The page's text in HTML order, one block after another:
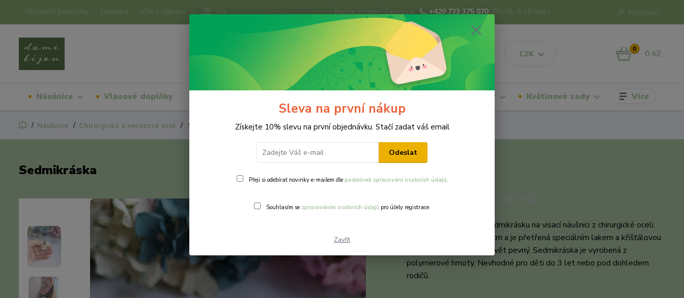
Obchodní podmínky Heureka Vše o nákupu Více
CZK
Přihlášení
Nevíte si rady? Zavolejte. +420 733 375 070 (Po-Pá, 8-16 hod.)
0 0 Kč
Náušnice Vlasové doplňky Náhrdelníky Květinové sady Více
Náušnice Chirurgická a nerezová ocel Sedmikráska
Sedmikráska
Bílý květ připomínající sedmikrásku na visací náušnici z chirurgické oceli.
Květina je velká cca 1,5 cm a je přetřená speciálním lakem a křišťálovou
pryskyřicí. Díky tomu je květ pevný. Sedmikráska je vyrobená z
polymerové hmoty. Nevhodné pro děti do 3 let nebo pod dohledem
rodičů.
Sleva na první nákup
Získejte 10% slevu na první objednávku. Stačí zadat váš email
Odeslat
Přeji si odebírat novinky e-mailem dle podmínek zpracování osobních údajů.
Souhlasím se zpracováním osobních údajůpro účely registrace.
Zavřít